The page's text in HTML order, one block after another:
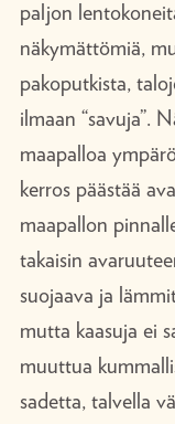
paljon
näkymättömiä,
pakoputkista,
ilmaan “savuja”.
maapalloa
kerros päästää
maapallon
takaisin
suojaava ja
mutta kaasuja ei
muuttua
sadetta, talvella